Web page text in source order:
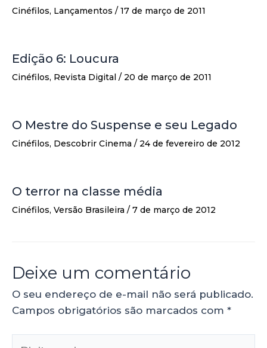
Cinéfilos, Lançamentos / 17 de março de 2011
Edição 6: Loucura
Cinéfilos, Revista Digital / 20 de março de 2011
O Mestre do Suspense e seu Legado
Cinéfilos, Descobrir Cinema / 24 de fevereiro de 2012
O terror na classe média
Cinéfilos, Versão Brasileira / 7 de março de 2012
Deixe um comentário
O seu endereço de e-mail não será publicado.
Campos obrigatórios são marcados com *